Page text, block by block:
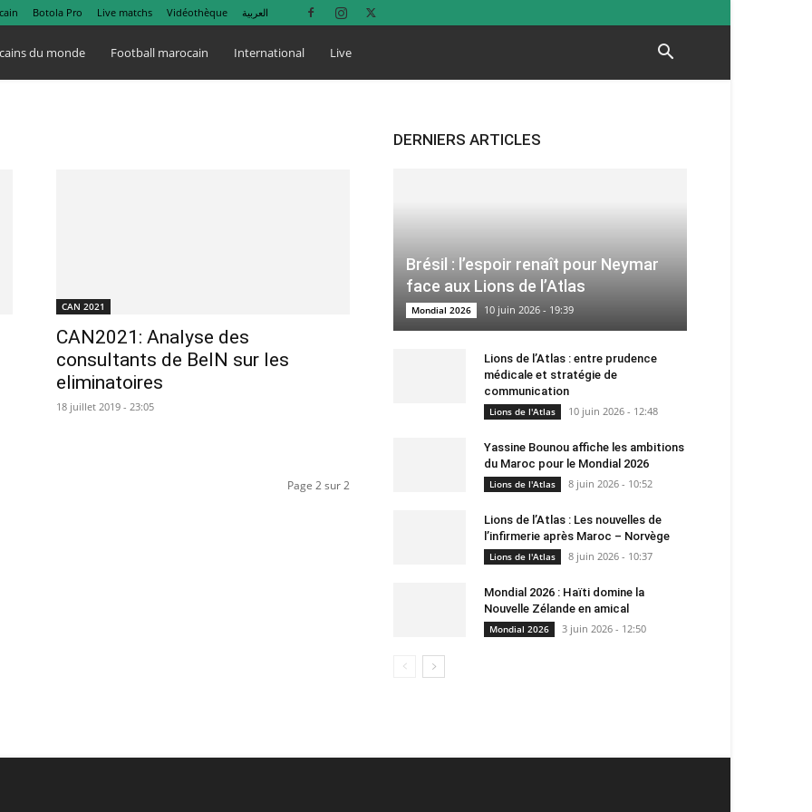
Botola Pro Live matchs Vidéothèque العربية
du monde Football marocain International Live
CAN 2021
CAN2021: Analyse des
consultants de BeIN sur les
eliminatoires
18 juillet 2019 - 23:05
Page 2 sur 2
DERNIERS ARTICLES
Brésil : l’espoir renaît pour Neymar
face aux Lions de l’Atlas
Mondial 2026 10 juin 2026 - 19:39
Lions de l’Atlas : entre prudence
médicale et stratégie de
communication
Lions de l'Atlas 10 juin 2026 - 12:48
Yassine Bounou affiche les ambitions
du Maroc pour le Mondial 2026
Lions de l'Atlas 8 juin 2026 - 10:52
Lions de l’Atlas : Les nouvelles de
l’infirmerie après Maroc – Norvège
Lions de l'Atlas 8 juin 2026 - 10:37
Mondial 2026 : Haïti domine la
Nouvelle Zélande en amical
Mondial 2026 3 juin 2026 - 12:50